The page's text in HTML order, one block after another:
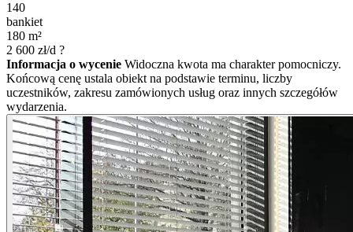
140
bankiet
180 m²
2 600 zł/d ?
Informacja o wycenie Widoczna kwota ma charakter pomocniczy.
Końcową cenę ustala obiekt na podstawie terminu, liczby
uczestników, zakresu zamówionych usług oraz innych szczegółów
wydarzenia.